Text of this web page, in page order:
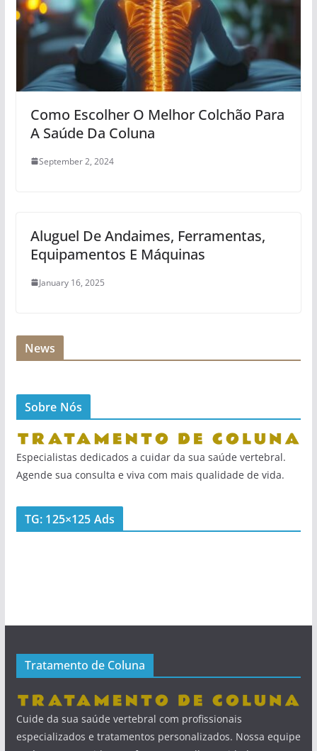
Como Escolher O Melhor Colchão Para
A Saúde Da Coluna
September 2, 2024
Aluguel De Andaimes, Ferramentas,
Equipamentos E Máquinas
January 16, 2025
News
Sobre Nós
Especialistas dedicados a cuidar da sua saúde vertebral.
Agende sua consulta e viva com mais qualidade de vida.
TG: 125×125 Ads
Tratamento de Coluna
Cuide da sua saúde vertebral com profissionais
especializados e tratamentos personalizados. Nossa equipe